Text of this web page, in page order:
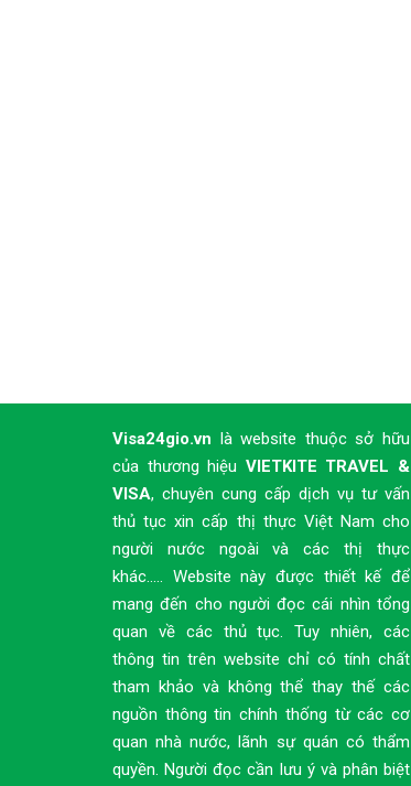
Visa24gio.vn là website thuộc sở hữu
của thương hiệu VIETKITE TRAVEL &
VISA, chuyên cung cấp dịch vụ tư vấn
thủ tục xin cấp thị thực Việt Nam cho
người nước ngoài và các thị thực
khác..... Website này được thiết kế để
mang đến cho người đọc cái nhìn tổng
quan về các thủ tục. Tuy nhiên, các
thông tin trên website chỉ có tính chất
tham khảo và không thể thay thế các
nguồn thông tin chính thống từ các cơ
quan nhà nước, lãnh sự quán có thẩm
quyền. Người đọc cần lưu ý và phân biệt